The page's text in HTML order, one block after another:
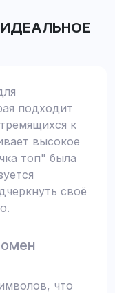
ИДЕАЛЬНОЕ
подходит
к
высокое
топ" была
своё
что